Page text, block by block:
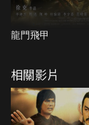
龍門飛甲
相關影片